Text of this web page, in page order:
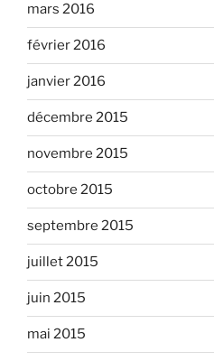
mars 2016
février 2016
janvier 2016
décembre 2015
novembre 2015
octobre 2015
septembre 2015
juillet 2015
juin 2015
mai 2015